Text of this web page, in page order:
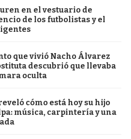
en el vestuario de
de los futbolistas y el
que vivió Nacho Álvarez
descubrió que llevaba
oculta
cómo está hoy su hijo
música, carpintería y una